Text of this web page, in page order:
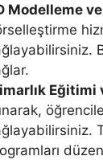
Modelleme
Eğitimi